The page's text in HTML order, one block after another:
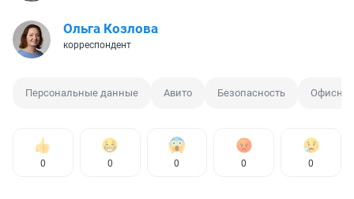
Ольга Козлова
корреспондент
Персональные данные Авито Безопасность
0 0 0 0 0